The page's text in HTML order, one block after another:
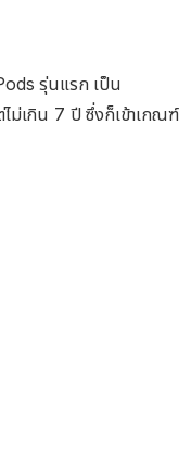
รุ่นแรก เป็น
ม่เกิน 7 ปี ซึ่งก็เข้าเกณฑ์